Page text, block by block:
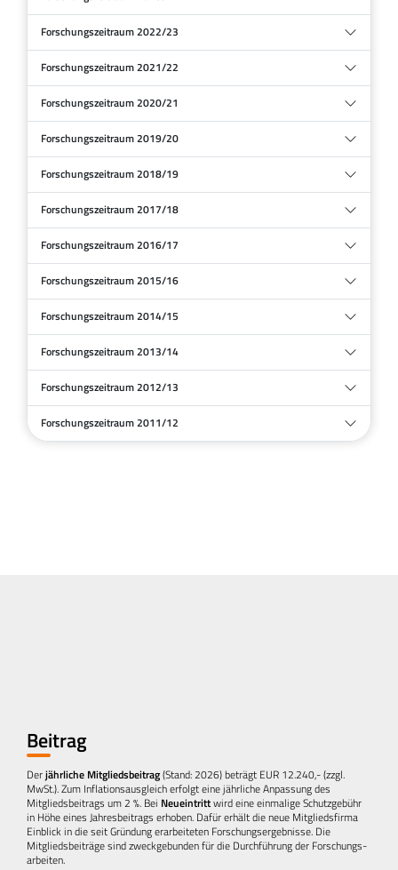
Forschungszeitraum 2022/23
Forschungszeitraum 2021/22
Forschungszeitraum 2020/21
Forschungszeitraum 2019/20
Forschungszeitraum 2018/19
Forschungszeitraum 2017/18
Forschungszeitraum 2016/17
Forschungszeitraum 2015/16
Forschungszeitraum 2014/15
Forschungszeitraum 2013/14
Forschungszeitraum 2012/13
Forschungszeitraum 2011/12
Beitrag
Derjährliche Mitglieds­beitrag(Stand: 2026) beträgt EUR 12.240,- (zzgl.
MwSt.). Zum Inflationsausgleich erfolgt eine jährliche Anpassung des
Mitgliedsbeitrags um 2 %. Bei Neu­eintrittwird eine einmalige Schutz­gebühr
in Höhe eines Jahresbeitrags erhoben. Dafür erhält die neue Mitgliedsfirma
Einblick in die seit Gründung erarbeiteten Forschungs­ergebnisse. Die
Mitglieds­beiträge sind zweckgebunden für die Durchführung der Forschungs­
arbeiten.